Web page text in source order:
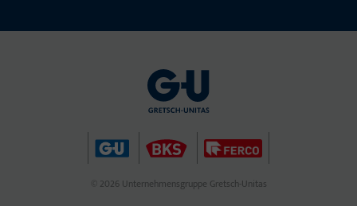
© 2026 Unternehmensgruppe Gretsch-Unitas